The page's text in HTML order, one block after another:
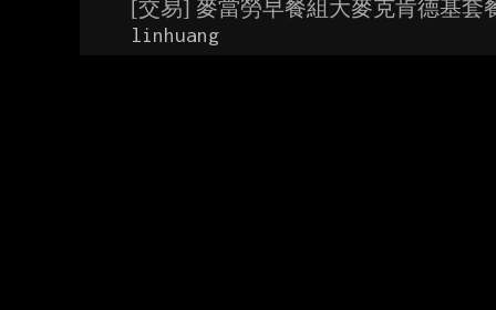
[交易] 麥當勞早餐組大麥克肯德基套
linhuang